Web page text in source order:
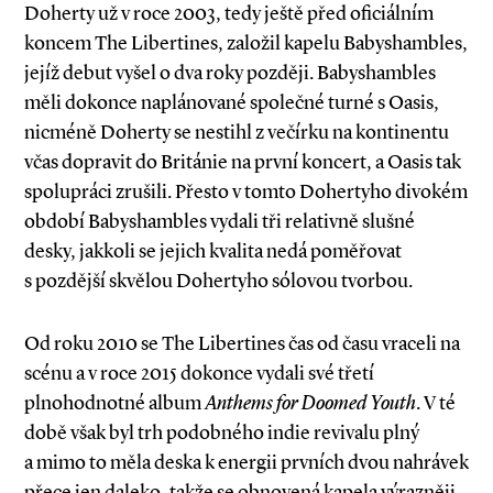
Doherty už v roce 2003, tedy ještě před oficiálním
koncem The Libertines, založil kapelu Babyshambles,
jejíž debut vyšel o dva roky později. Babyshambles
měli dokonce naplánované společné turné s Oasis,
nicméně Doherty se nestihl z večírku na kontinentu
včas dopravit do Británie na první koncert, a Oasis tak
spolupráci zrušili. Přesto v tomto Dohertyho divokém
období Babyshambles vydali tři relativně slušné
desky, jakkoli se jejich kvalita nedá poměřovat
s pozdější skvělou Dohertyho sólovou tvorbou.
Od roku 2010 se The Libertines čas od času vraceli na
scénu a v roce 2015 dokonce vydali své třetí
plnohodnotné albumAnthems for Doomed Youth. V té
době však byl trh podobného indie revivalu plný
a mimo to měla deska k energii prvních dvou nahrávek